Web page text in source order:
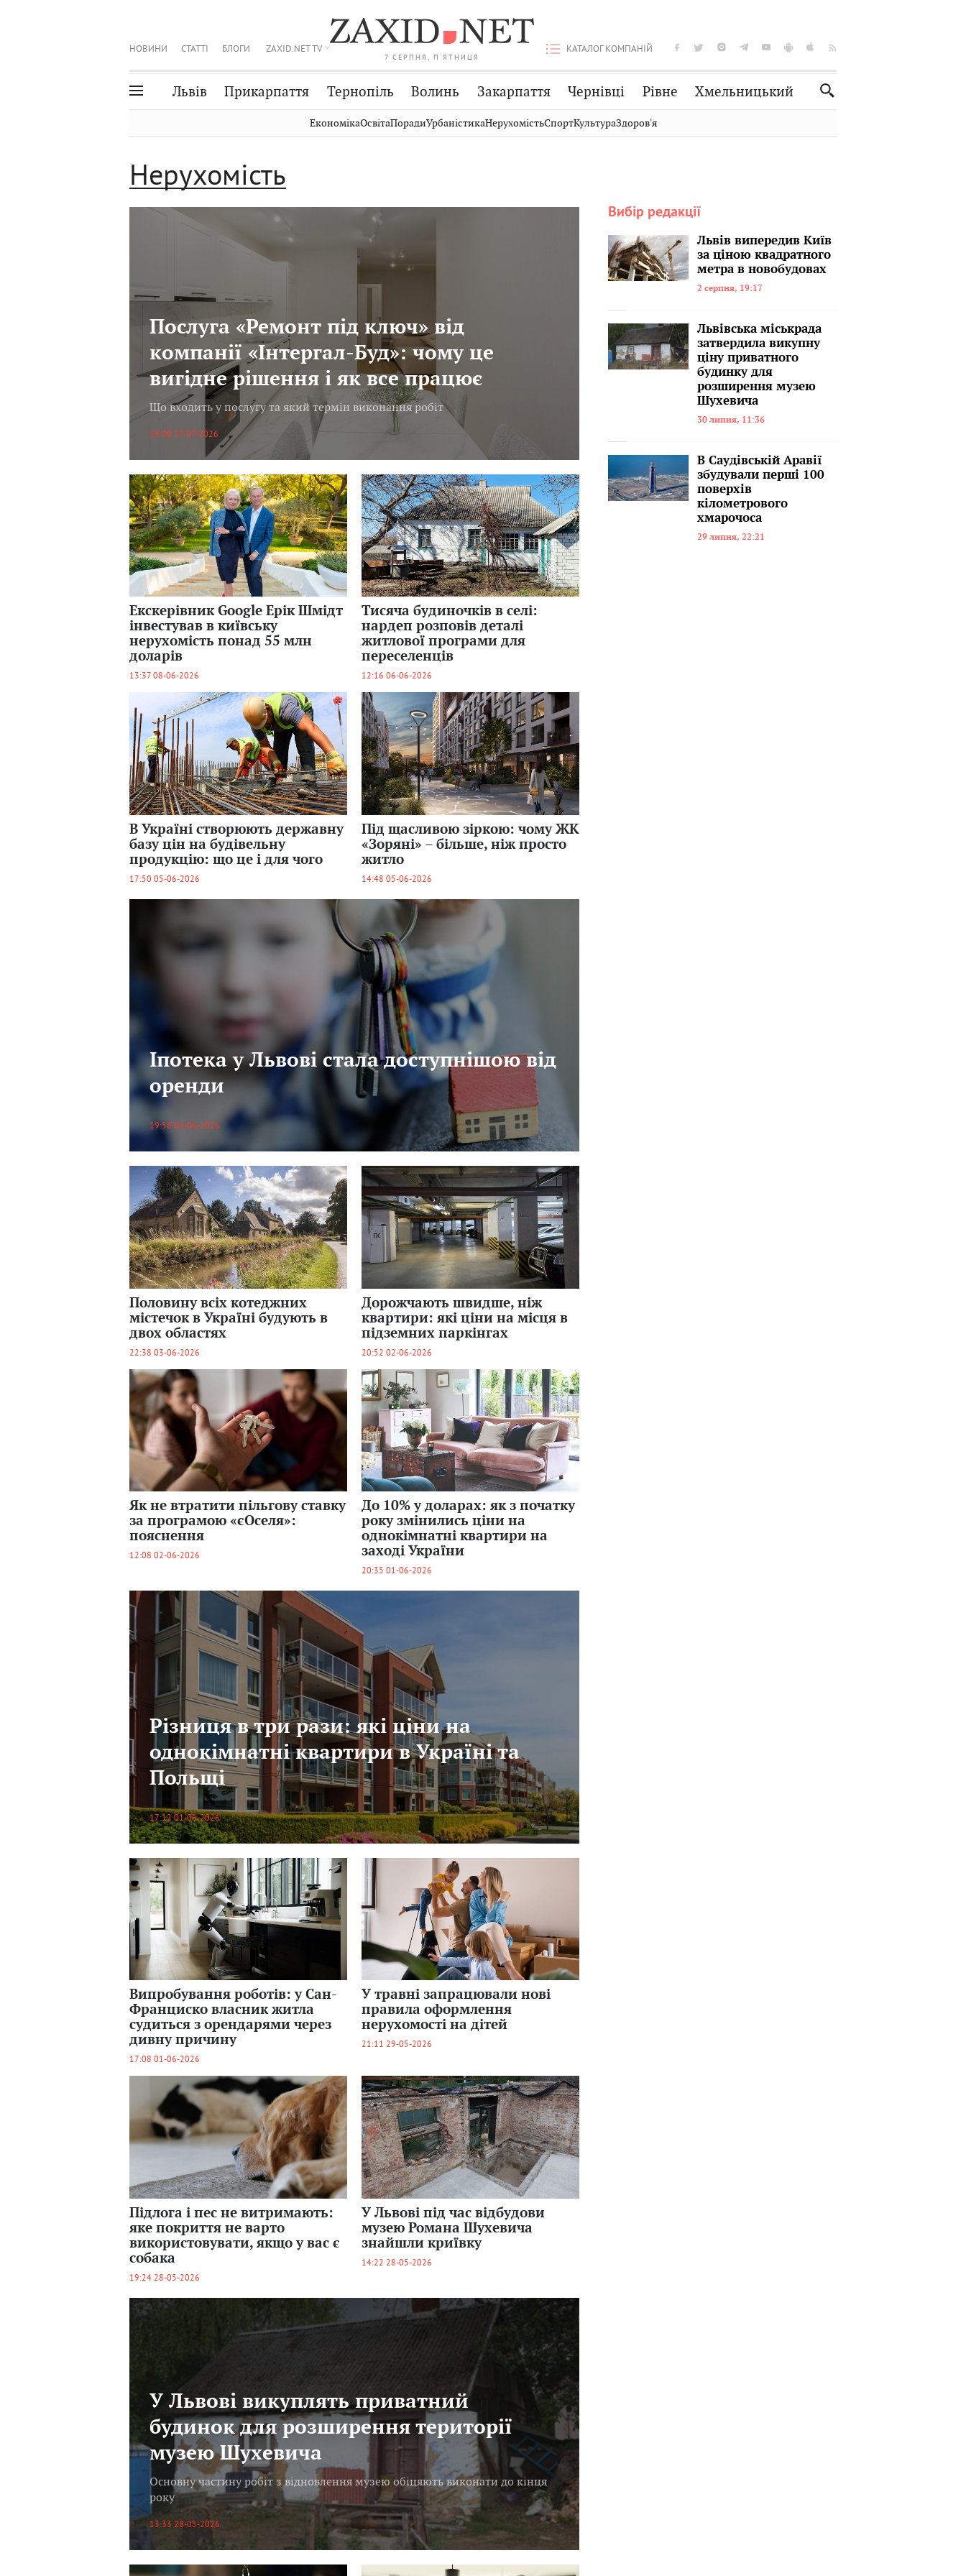
7 СЕРПНЯ, П'ЯТНИЦЯ
НОВИНИ СТАТТІ БЛОГИ ZAXID.NET TV КАТАЛОГ КОМПАНІЙ
Львів Прикарпаття Тернопіль Волинь Закарпаття Чернівці Рівне Хмельницький
Волинь
Чернівці
Стрий
Публікації Авто Словко
ЕкономікаОсвітаПорадиУрбаністикаНерухомістьСпортКультураЗдоровʼя
Нерухомість
Послуга «Ремонт під ключ» від
компанії «Інтергал-Буд»: чому це
вигідне рішення і як все працює
Що входить у послугу та який термін виконання робіт
18:00 27-07-2026
Екскерівник Google Ерік Шмідт
інвестував в київську
нерухомість понад 55 млн
доларів
13:37 08-06-2026
Тисяча будиночків в селі:
нардеп розповів деталі
житлової програми для
переселенців
12:16 06-06-2026
В Україні створюють державну
базу цін на будівельну
продукцію: що це і для чого
17:50 05-06-2026
Під щасливою зіркою: чому ЖК
«Зоряні» – більше, ніж просто
житло
14:48 05-06-2026
Іпотека у Львові стала доступнішою від
оренди
19:58 04-06-2026
Половину всіх котеджних
містечок в Україні будують в
двох областях
22:38 03-06-2026
Дорожчають швидше, ніж
квартири: які ціни на місця в
підземних паркінгах
20:52 02-06-2026
Як не втратити пільгову ставку
за програмою «єОселя»:
пояснення
12:08 02-06-2026
До 10% у доларах: як з початку
року змінились ціни на
однокімнатні квартири на
заході України
20:35 01-06-2026
Різниця в три рази: які ціни на
однокімнатні квартири в Україні та
Польщі
17:12 01-06-2026
Випробування роботів: у Сан-
Франциско власник житла
судиться з орендарями через
дивну причину
17:08 01-06-2026
У травні запрацювали нові
правила оформлення
нерухомості на дітей
21:11 29-05-2026
Підлога і пес не витримають:
яке покриття не варто
використовувати, якщо у вас є
собака
19:24 28-05-2026
У Львові під час відбудови
музею Романа Шухевича
знайшли криївку
14:22 28-05-2026
У Львові викуплять приватний
будинок для розширення території
музею Шухевича
Основну частину робіт з відновлення музею обіцяють виконати до кінця
року
13:33 28-05-2026
Вибір редакції
Львів випередив Київ
за ціною квадратного
метра в новобудовах
2 серпня, 19:17
Львівська міськрада
затвердила викупну
ціну приватного
будинку для
розширення музею
Шухевича
30 липня, 11:36
В Саудівській Аравії
збудували перші 100
поверхів
кілометрового
хмарочоса
29 липня, 22:21